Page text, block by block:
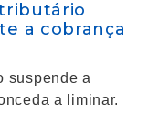
a cobrança
suspende a
a liminar.